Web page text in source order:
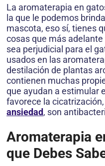
La aromaterapia en
la que le podemos
mascota, eso sí, tienes
cosas que más
sea perjudicial para el
usados en las
destilación de plantas
contienen muchas
que ayudan a estimular
favorece la
ansiedad, son
Aromaterapia
que Debes